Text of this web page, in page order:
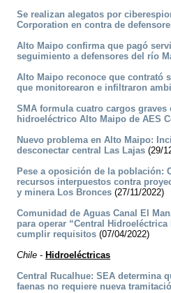
Se realizan alegatos por
Corporation en contra de
Alto Maipo confirma que pagó
seguimiento a defensores del río
Alto Maipo reconoce que contrató
que monitorearon e infiltraron
SMA formula cuatro cargos graves
hidroeléctrico Alto Maipo de AES
Nuevo problema en Alto Maipo:
desconectar central Las Lajas (29/
Pese a oposición de la población:
recursos interpuestos contra
y minera Los Bronces (27/11/2022)
Comunidad de Aguas Canal El
para operar “Central
cumplir requisitos (07/04/2022)
Chile - Hidroeléctricas
Central Rucalhue: SEA determina
faenas no requiere nueva